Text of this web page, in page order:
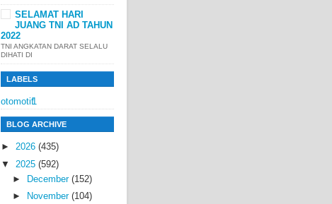
SELAMAT HARI
JUANG TNI AD TAHUN
2022
TNI ANGKATAN DARAT SELALU
DIHATI DI
LABELS
otomotif1
BLOG ARCHIVE
► 2026 (435)
▼ 2025 (592)
►
December (152)
►
November (104)